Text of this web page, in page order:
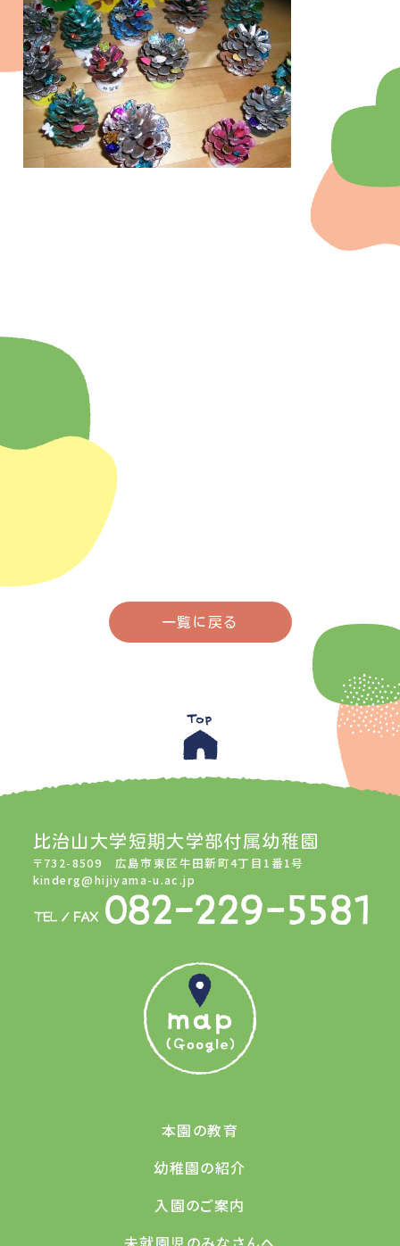
一覧に戻る
比治山大学短期大学部付属幼稚園
〒732-8509 広島市東区牛田新町4丁目1番1号
kinderg@hijiyama-u.ac.jp
本園の教育
幼稚園の紹介
入園のご案内